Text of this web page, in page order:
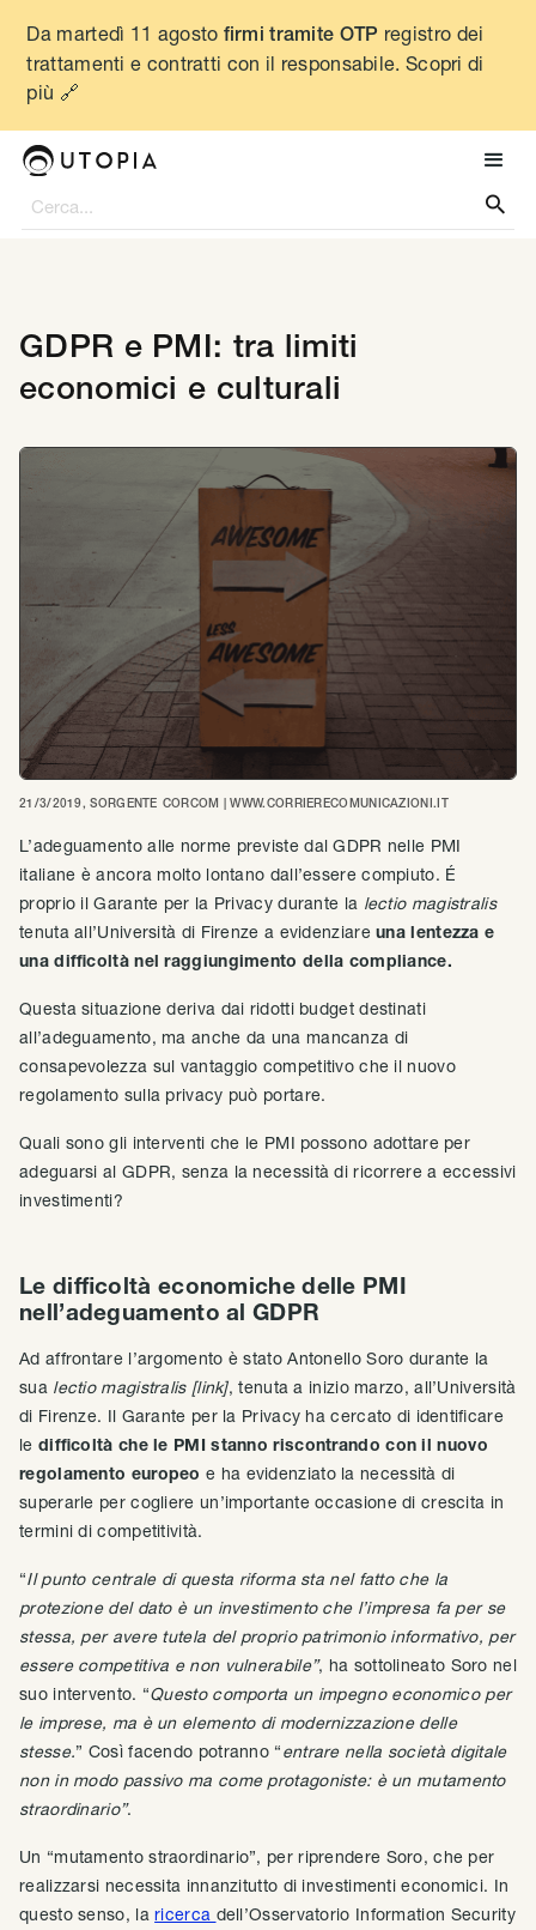
Da martedì 11 agosto firmi tramite OTP registro dei
trattamenti e contratti con il responsabile. Scopri di
più 🔗

GDPR e PMI: tra limiti
economici e culturali
21/3/2019, SORGENTE CORCOM | WWW.CORRIERECOMUNICAZIONI.IT
L’adeguamento alle norme previste dal GDPR nelle PMI
italiane è ancora molto lontano dall’essere compiuto. É
proprio il Garante per la Privacy durante la lectio magistralis
tenuta all’Università di Firenze a evidenziareuna lentezza e
una difficoltà nel raggiungimento della compliance.
Questa situazione deriva dai ridotti budget destinati
all’adeguamento, ma anche da una mancanza di
consapevolezza sul vantaggio competitivo che il nuovo
regolamento sulla privacy può portare.
Quali sono gli interventi che le PMI possono adottare per
adeguarsi al GDPR, senza la necessità di ricorrere a eccessivi
investimenti?
Le difficoltà economiche delle PMI
nell’adeguamento al GDPR
Ad affrontare l’argomento è stato Antonello Soro durante la
sua lectio magistralis [link], tenuta a inizio marzo, all’Università
di Firenze. Il Garante per la Privacy ha cercato di identificare
le difficoltà che le PMI stanno riscontrando con il nuovo
regolamento europeoe ha evidenziato la necessità di
superarle per cogliere un’importante occasione di crescita in
termini di competitività.
“Il punto centrale di questa riforma sta nel fatto che la
protezione del dato è un investimento che l’impresa fa per se
stessa, per avere tutela del proprio patrimonio informativo, per
essere competitiva e non vulnerabile”, ha sottolineato Soro nel
suo intervento. “Questo comporta un impegno economico per
le imprese, ma è un elemento di modernizzazione delle
stesse.” Così facendo potranno “entrare nella società digitale
non in modo passivo ma come protagoniste: è un mutamento
straordinario”.
Un “mutamento straordinario”, per riprendere Soro, che per
realizzarsi necessita innanzitutto di investimenti economici. In
questo senso, laricerca dell’Osservatorio Information Security